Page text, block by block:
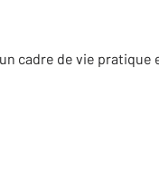
cadre de vie pratique